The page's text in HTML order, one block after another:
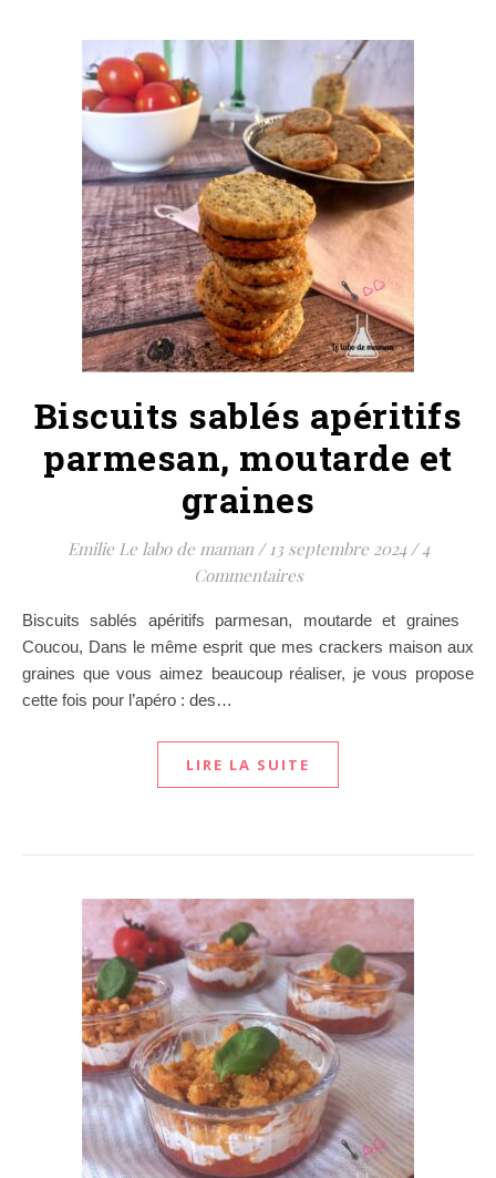
Biscuits sablés apéritifs
parmesan, moutarde et
graines
Emilie Le labo de maman / 13 septembre 2024 / 4
Commentaires
Biscuits sablés apéritifs parmesan, moutarde et graines
Coucou, Dans le même esprit que mes crackers maison aux
graines que vous aimez beaucoup réaliser, je vous propose
cette fois pour l’apéro : des…
LIRE LA SUITE